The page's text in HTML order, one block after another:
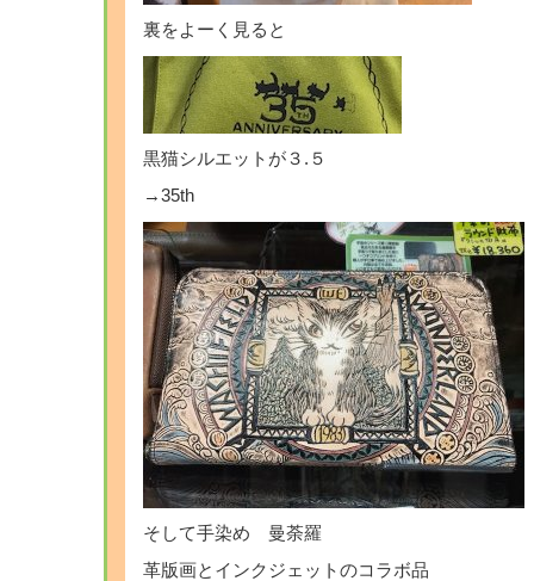
裏をよーく見ると
黒猫シルエットが３.５
→35th
そして手染め 曼荼羅
革版画とインクジェットのコラボ品